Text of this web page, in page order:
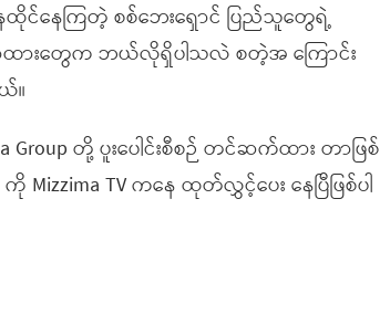
ေထိုင်နေကြတဲ့ စစ်ဘေးရှောင် ပြည်သူတွေရဲ့
းတွေက ဘယ်လိုရှိပါသလဲ စတဲ့အ ကြောင်း
။
Group တို့ ပူးပေါင်းစီစဉ် တင်ဆက်ထား တာဖြစ်
TV ကနေ ထုတ်လွှင့်ပေး နေပြီဖြစ်ပါ